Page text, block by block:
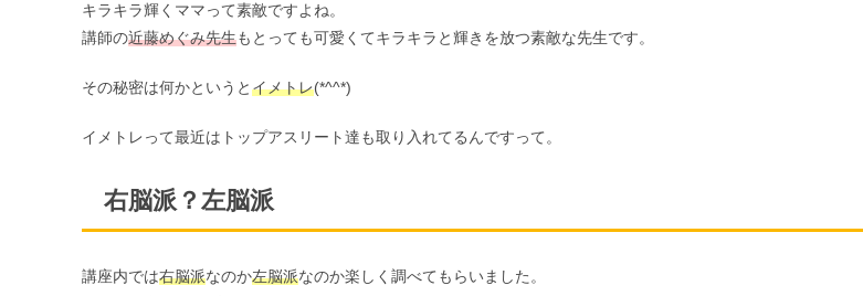
キラキラ輝くママって素敵ですよね。
講師の近藤めぐみ先生もとっても可愛くてキラキラと輝きを放つ素敵な先生です。
その秘密は何かというとイメトレ(*^^*)
イメトレって最近はトップアスリート達も取り入れてるんですって。
右脳派？左脳派
講座内では右脳派なのか左脳派なのか楽しく調べてもらいました。